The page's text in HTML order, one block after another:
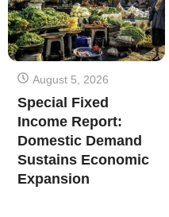
August 5, 2026
Special Fixed
Income Report:
Domestic Demand
Sustains Economic
Expansion